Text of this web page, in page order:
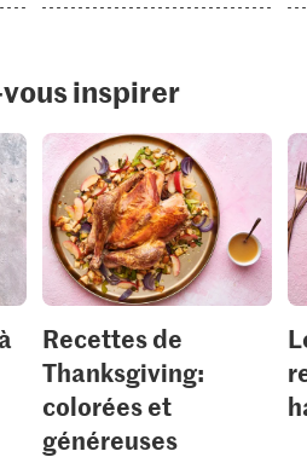
inspirer
Recettes de
Thanksgiving:
colorées et
généreuses